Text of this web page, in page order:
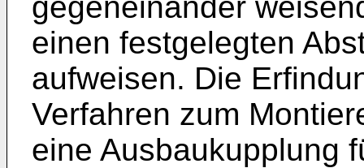
einen festgelegten
aufweisen. Die
Verfahren zum
eine Ausbaukupplung